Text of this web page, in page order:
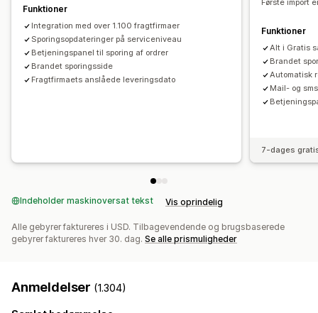
Funktioner
Integration med over 1.100 fragtfirmaer
Sporingsopdateringer på serviceniveau
Betjeningspanel til sporing af ordrer
Brandet sporingsside
Fragtfirmaets anslåede leveringsdato
Første import
Funktioner
Alt i Gratis
Brandet
Automatisk
Mail- og
7-dages
Indeholder maskinoversat tekst Vis oprindelig
Alle gebyrer faktureres i USD. Tilbagevendende og brugsbaserede
gebyrer faktureres hver 30. dag. Se alle prismuligheder
Anmeldelser (1.304)